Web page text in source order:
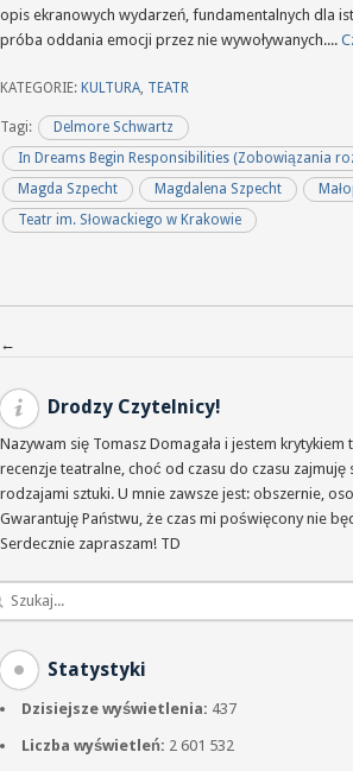
opis ekranowych wydarzeń, fundamentalnych dla
próba oddania emocji przez nie wywoływanych....
KATEGORIE: KULTURA, TEATR
Tagi:
Delmore Schwartz
In Dreams Begin Responsibilities (Zobowiązania
Magda Szpecht
Magdalena Szpecht
Teatr im. Słowackiego w Krakowie
Nawigacja po wpisach
←
Drodzy Czytelnicy!
Nazywam się Tomasz Domagała i jestem krytykiem
recenzje teatralne, choć od czasu do czasu zajmuję
rodzajami sztuki. U mnie zawsze jest: obszernie,
Gwarantuję Państwu, że czas mi poświęcony nie
Serdecznie zapraszam! TD
Statystyki
Dzisiejsze wyświetlenia: 437
Liczba wyświetleń: 2 601 532